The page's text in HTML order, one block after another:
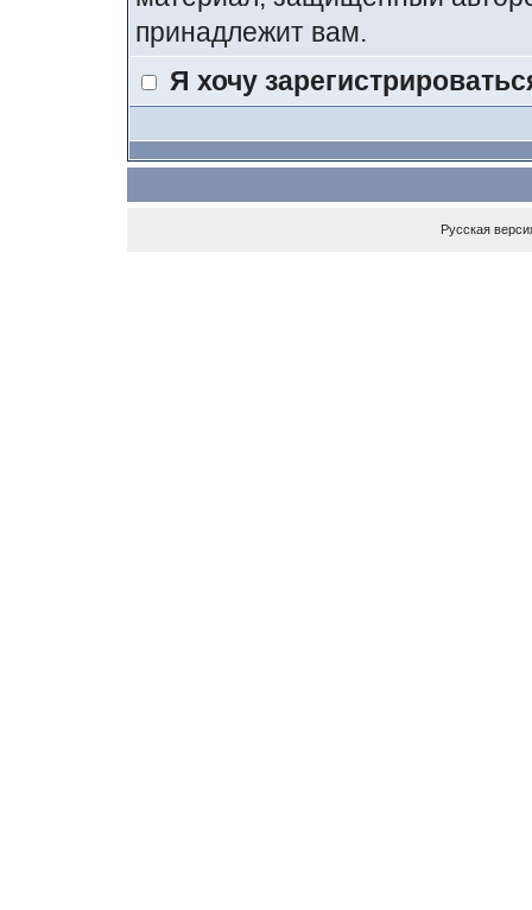
принадлежит вам.
Я хочу
Русская